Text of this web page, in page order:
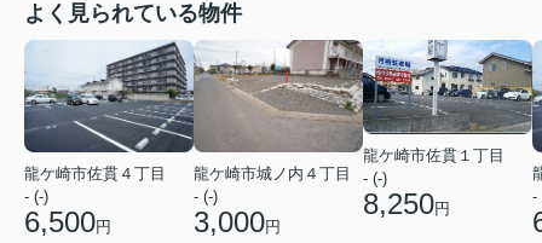
よく見られている物件
龍ケ崎市佐貫４丁目
- (-)
6,500円
龍ケ崎市城ノ内４丁目
- (-)
3,000円
龍ケ崎市佐貫１丁目
- (-)
8,250円
-